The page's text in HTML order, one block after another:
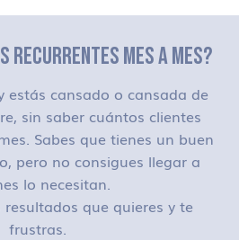
RECURRENTES MES A MES?
estás cansado o cansada de
sin saber cuántos clientes
Sabes que tienes un buen
pero no consigues llegar a
lo necesitan.
que quieres y te
frustras.